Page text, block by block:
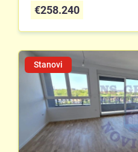
€258.240
Stanovi